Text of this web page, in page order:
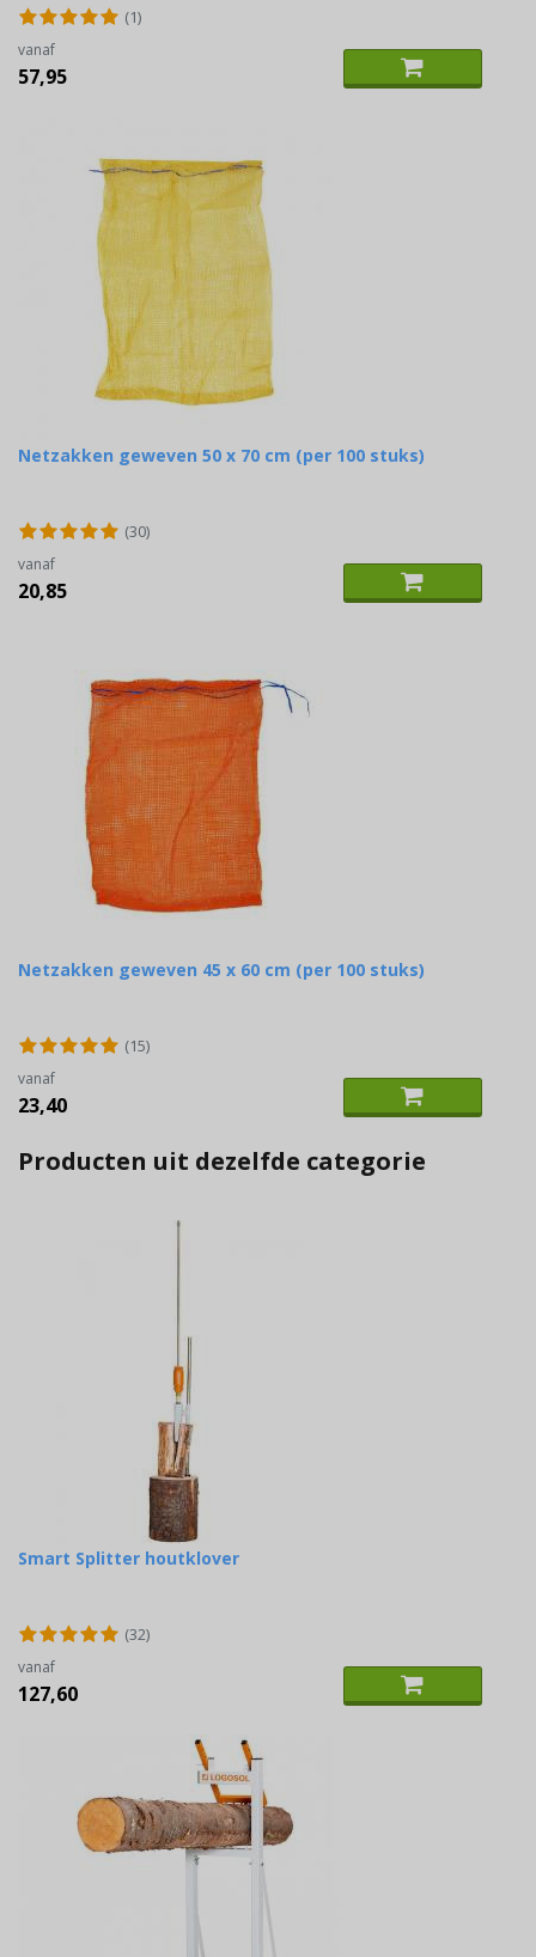
(1)
vanaf
57,95
Netzakken geweven 50 x 70 cm (per 100 stuks)
(30)
vanaf
20,85
Netzakken geweven 45 x 60 cm (per 100 stuks)
(15)
vanaf
23,40
Producten uit dezelfde categorie
Smart Splitter houtklover
(32)
vanaf
127,60